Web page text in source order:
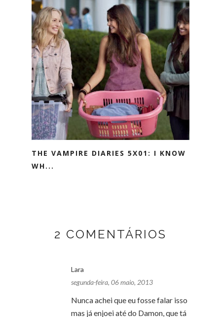
THE VAMPIRE DIARIES 5X01: I KNOW
WH...
2 COMENTÁRIOS
Lara
segunda-feira, 06 maio, 2013
Nunca achei que eu fosse falar isso
mas já enjoei até do Damon, que tá